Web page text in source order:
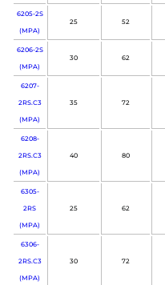
6205-2S
(MPA)
25 52
6206-2S
(MPA)
30 62
6207-
2RS.C3
(MPA)
35 72
6208-
2RS.C3
(MPA)
40 80
6305-
2RS
(MPA)
25 62
6306-
2RS.C3
(MPA)
30 72